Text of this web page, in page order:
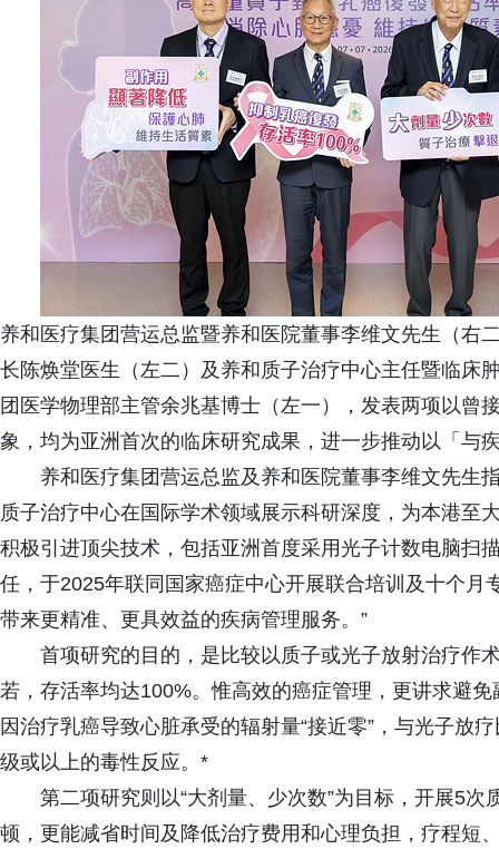
养和医疗集团营运总监暨养和医院董事李维文先生（右
长陈焕堂医生（左二）及养和质子治疗中心主任暨临床
团医学物理部主管余兆基博士（左一），发表两项以曾
象，均为亚洲首次的临床研究成果，进一步推动以「与
养和医疗集团营运总监及养和医院董事李维文先生
质子治疗中心在国际学术领域展示科研深度，为本港至
积极引进顶尖技术，包括亚洲首度采用光子计数电脑扫
任，于2025年联同国家癌症中心开展联合培训及十个
带来更精准、更具效益的疾病管理服务。”
首项研究的目的，是比较以质子或光子放射治疗作
若，存活率均达100%。惟高效的癌症管理，更讲求避
因治疗乳癌导致心脏承受的辐射量“接近零”，与光子放
级或以上的毒性反应。*
第二项研究则以“大剂量、少次数”为目标，开展5
顿，更能减省时间及降低治疗费用和心理负担，疗程短